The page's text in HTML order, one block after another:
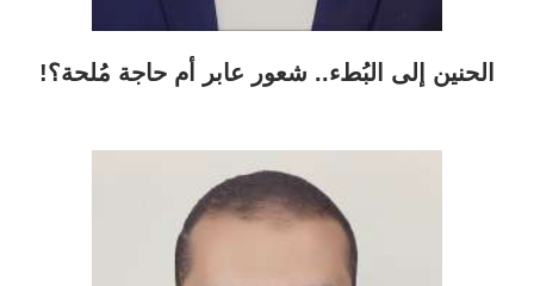
الحنين إلى البُطء.. شعور عابر أم حاجة مُلحة؟!